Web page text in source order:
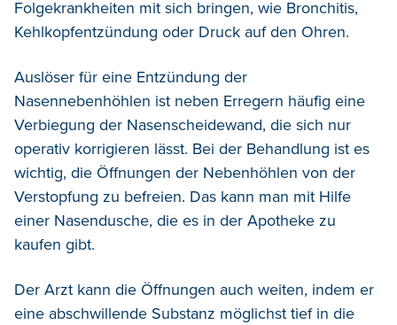
Folgekrankheiten mit sich bringen, wie Bronchitis,
Kehlkopfentzündung oder Druck auf den Ohren.
Auslöser für eine Entzündung der
Nasennebenhöhlen ist neben Erregern häufig eine
Verbiegung der Nasenscheidewand, die sich nur
operativ korrigieren lässt. Bei der Behandlung ist es
wichtig, die Öffnungen der Nebenhöhlen von der
Verstopfung zu befreien. Das kann man mit Hilfe
einer Nasendusche, die es in der Apotheke zu
kaufen gibt.
Der Arzt kann die Öffnungen auch weiten, indem er
eine abschwillende Substanz möglichst tief in die